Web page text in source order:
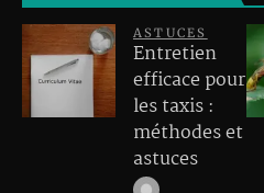
ASTUCES
Entretien
efficace pour
les taxis :
méthodes et
astuces